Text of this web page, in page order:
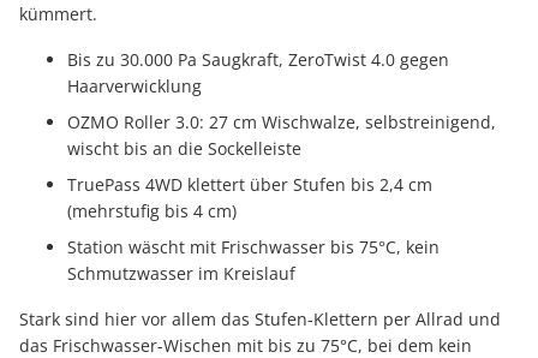
kümmert.
Bis zu 30.000 Pa Saugkraft, ZeroTwist 4.0 gegen
Haarverwicklung
OZMO Roller 3.0: 27 cm Wischwalze, selbstreinigend,
wischt bis an die Sockelleiste
TruePass 4WD klettert über Stufen bis 2,4 cm
(mehrstufig bis 4 cm)
Station wäscht mit Frischwasser bis 75°C, kein
Schmutzwasser im Kreislauf
Stark sind hier vor allem das Stufen-Klettern per Allrad und
das Frischwasser-Wischen mit bis zu 75°C, bei dem kein